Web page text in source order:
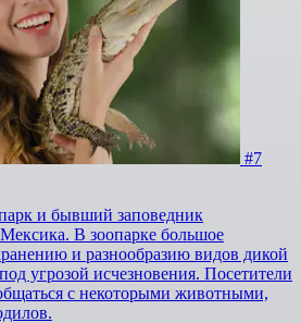
#7
и бывший заповедник
В зоопарке большое
и разнообразию видов дикой
угрозой исчезновения. Посетители
с некоторыми животными,